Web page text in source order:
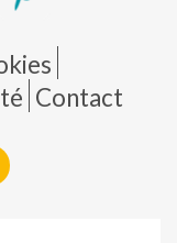
página
Contact